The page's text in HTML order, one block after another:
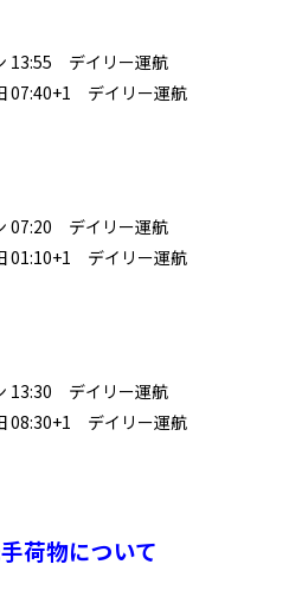
13:55 デイリー運航
07:40+1 デイリー運航
07:20 デイリー運航
01:10+1 デイリー運航
13:30 デイリー運航
08:30+1 デイリー運航
荷物について